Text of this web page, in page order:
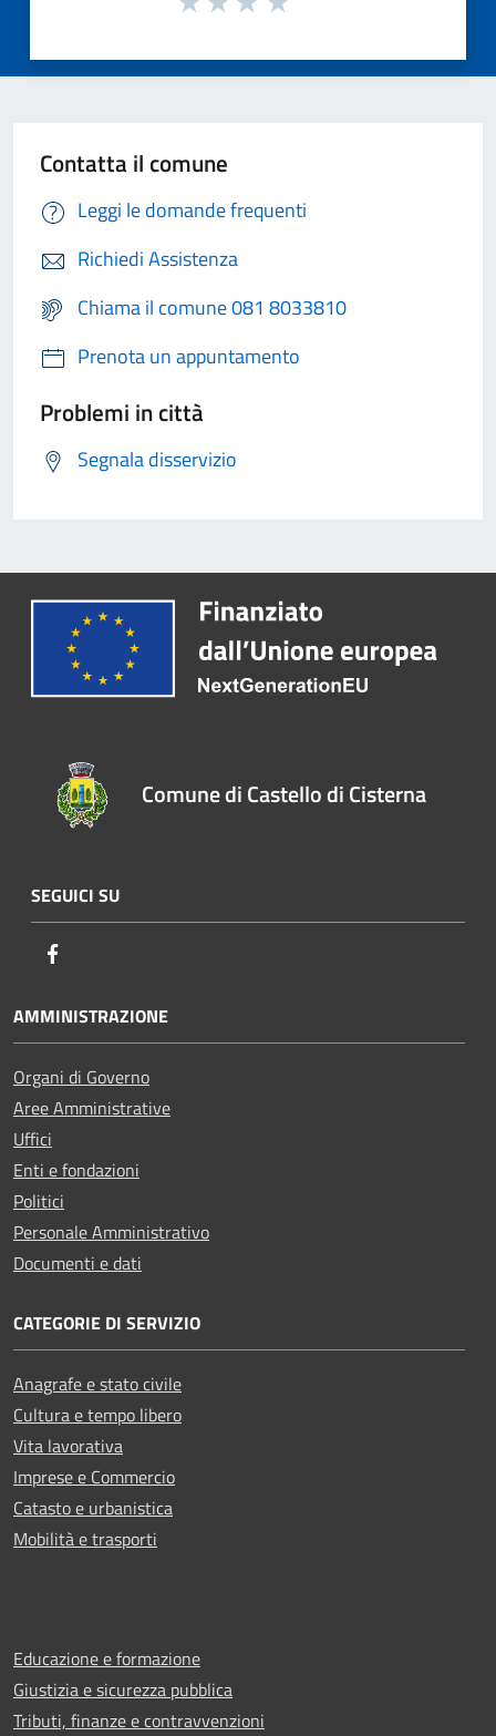
Contatta il comune
Leggi le domande frequenti
Richiedi Assistenza
Chiama il comune 081 8033810
Prenota un appuntamento
Problemi in città
Segnala disservizio
Comune di Castello di Cisterna
SEGUICI SU
AMMINISTRAZIONE
Organi di Governo
Aree Amministrative
Uffici
Enti e fondazioni
Politici
Personale Amministrativo
Documenti e dati
CATEGORIE DI SERVIZIO
Anagrafe e stato civile
Cultura e tempo libero
Vita lavorativa
Imprese e Commercio
Catasto e urbanistica
Mobilità e trasporti
Educazione e formazione
Giustizia e sicurezza pubblica
Tributi, finanze e contravvenzioni